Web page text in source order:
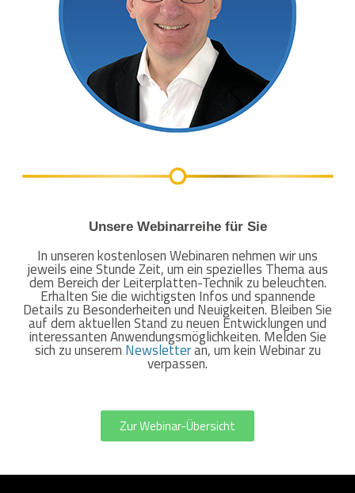
Unsere Webinarreihe für Sie
In unseren kostenlosen Webinaren nehmen wir uns
jeweils eine Stunde Zeit, um ein spezielles Thema aus
dem Bereich der Leiterplatten-Technik zu beleuchten.
Erhalten Sie die wichtigsten Infos und spannende
Details zu Besonderheiten und Neuigkeiten. Bleiben Sie
auf dem aktuellen Stand zu neuen Entwicklungen und
interessanten Anwendungsmöglichkeiten. Melden Sie
sich zu unserem Newsletteran, um kein Webinar zu
verpassen.
Zur Webinar-Übersicht